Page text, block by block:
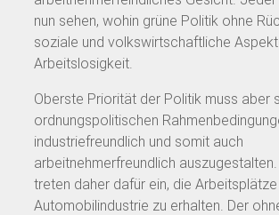
nun sehen, wohin grüne Politik ohne
soziale und volkswirtschaftliche
Arbeitslosigkeit.
Oberste Priorität der Politik muss aber
ordnungspolitischen
industriefreundlich und somit auch
arbeitnehmerfreundlich auszugestalten.
treten daher dafür ein, die
Automobilindustrie zu erhalten. Der